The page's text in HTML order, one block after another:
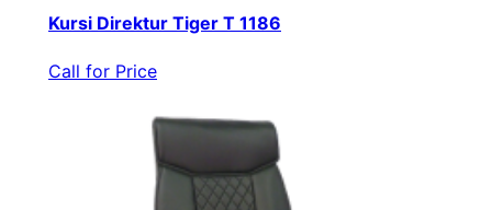
Kursi Direktur Tiger T 1186
Call for Price